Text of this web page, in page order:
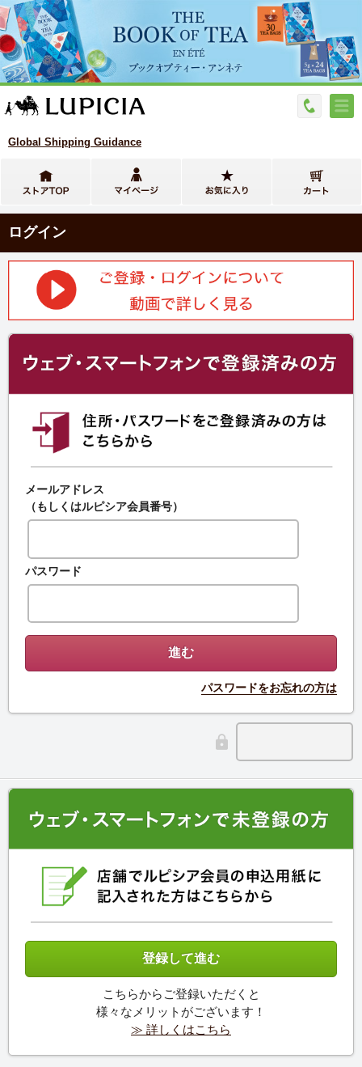
Global Shipping Guidance
ログイン
メールアドレス
（もしくはルピシア会員番号）
パスワード
パスワードをお忘れの方は
こちらからご登録いただくと
様々なメリットがございます！
≫ 詳しくはこちら